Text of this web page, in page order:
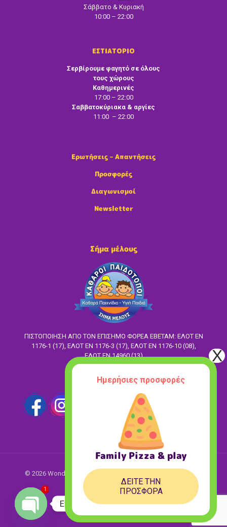
Σάββατο & Κυριακή
10:00 – 22:00
ΕΣΤΙΑΤΟΡΙΟ
Σερβίρουμε φαγητό σε όλους
τους χώρους
Καθημερινές
17:00 – 22:00
Σαββατοκύριακα & αργίες
11:00 – 22:00
Ερωτήσεις – Απαντήσεις
Προσφορές
Διαγωνισμοί
Newsletter
Σήμα μέλους
ΠΙΣΤΟΠΟΙΗΣΗ ΑΠΟ ΤΟΝ ΕΠΙΣΗΜΟ ΦΟΡΕΑ ΕΒΕΤΑΜ: ΕΛΟΤ EN
1176-1 (17), ΕΛΟΤ ΕΝ 1176-3 (17), ΕΛΟΤ ΕΝ 1176-10 (08),
ΕΛΟΤ ΕΝ 14960 (13)
Ακολούθησέ μας
© 2026 Wonderland. All Rights Reserved.
Designed with love
ASK Digital
Ημερήσιες προσφορές
Family Pizza & play
ΔΕΙΤΕ ΤΗΝ
ΠΡΟΣΦΟΡΑ
Επικοινωνήστε με τη Wonderland
Open
1